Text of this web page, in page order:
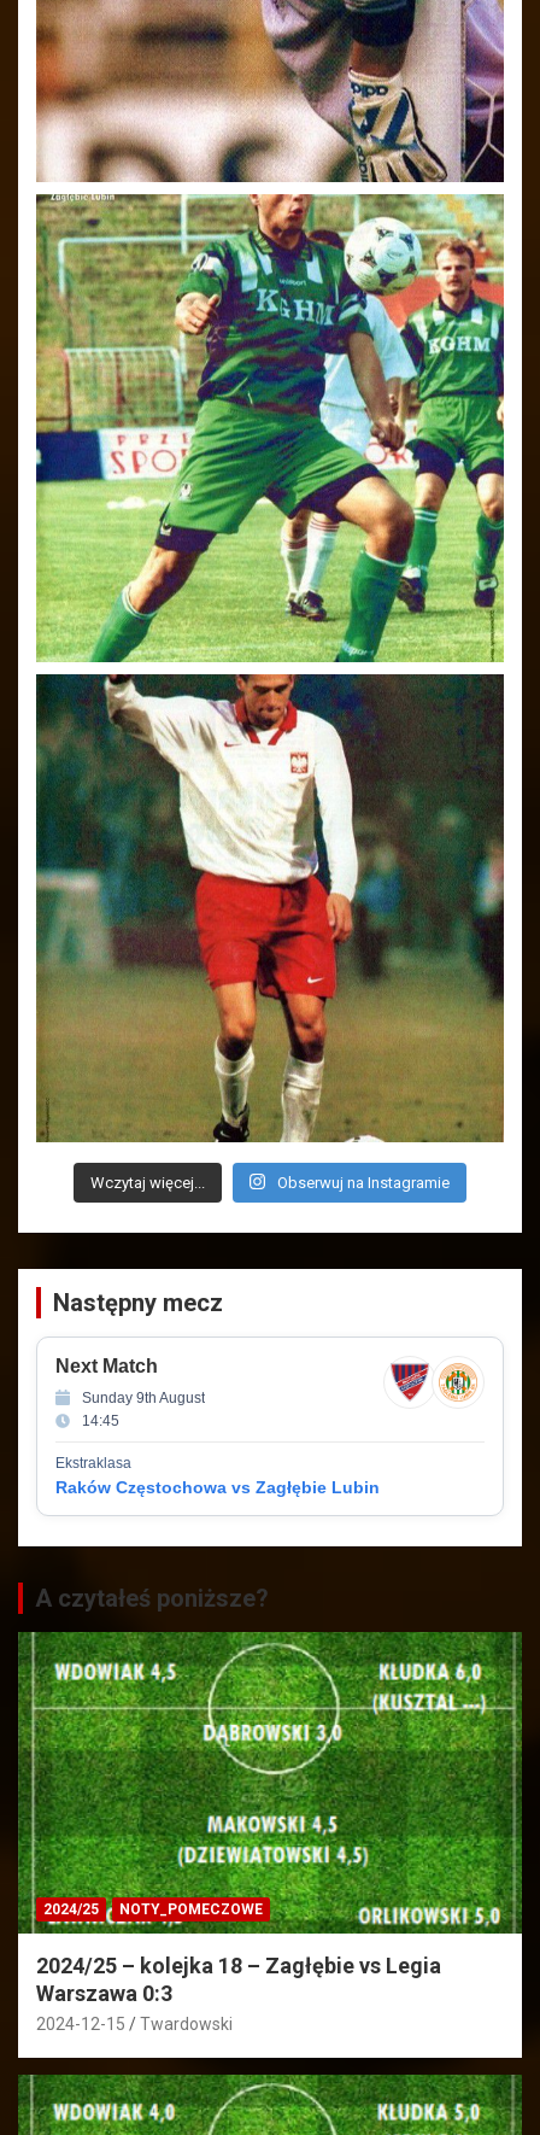
Wczytaj więcej... Obserwuj na Instagramie
Następny mecz
Next Match
Sunday 9th August
14:45
Ekstraklasa
Raków Częstochowa vs Zagłębie Lubin
A czytałeś poniższe?
2024/25 NOTY_POMECZOWE
2024/25 – kolejka 18 – Zagłębie vs Legia
Warszawa 0:3
2024-12-15 Twardowski